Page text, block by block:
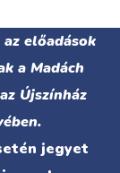
előadások
a Madách
Újszínház
jegyet